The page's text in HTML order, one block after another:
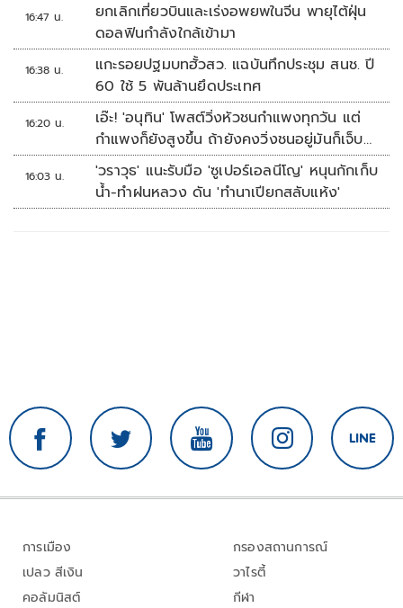
16:47 น.
ยกเลิกเที่ยวบินและเร่งอพยพในจีน พายุไต้ฝุ่น
ดอลฟินกำลังใกล้เข้ามา
16:38 น.
แกะรอยปฐมบทฮั้วสว. แฉบันทึกประชุม สนช. ปี
60 ใช้ 5 พันล้านยึดประเทศ
16:20 น.
เอ๊ะ! 'อนุทิน' โพสต์วิ่งหัวชนกำแพงทุกวัน แต่
กำแพงก็ยังสูงขึ้น ถ้ายังคงวิ่งชนอยู่มันก็เจ็บ
หัวอีก
16:03 น.
'วราวุธ' แนะรับมือ 'ซูเปอร์เอลนีโญ' หนุนกักเก็บ
น้ำ-ทำฝนหลวง ดัน 'ทำนาเปียกสลับแห้ง'
การเมือง
เปลว สีเงิน
คอลัมนิสต์
กรองสถานการณ์
วาไรตี้
กีฬา